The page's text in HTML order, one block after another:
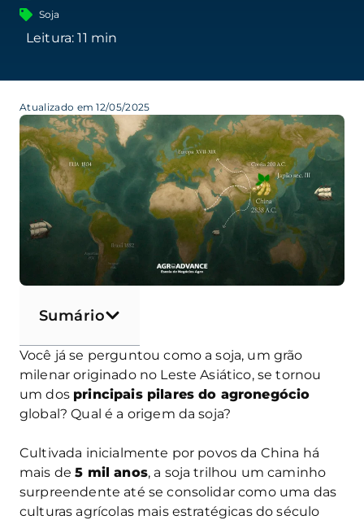
Soja
Atualizado em 12/05/2025
Sumário
Você já se perguntou como a soja, um grão
milenar originado no Leste Asiático, se tornou
um dos principais pilares do agronegócio
global? Qual é a origem da soja?
Cultivada inicialmente por povos da China há
mais de5 mil anos, a soja trilhou um caminho
surpreendente até se consolidar como uma das
culturas agrícolas mais estratégicas do século